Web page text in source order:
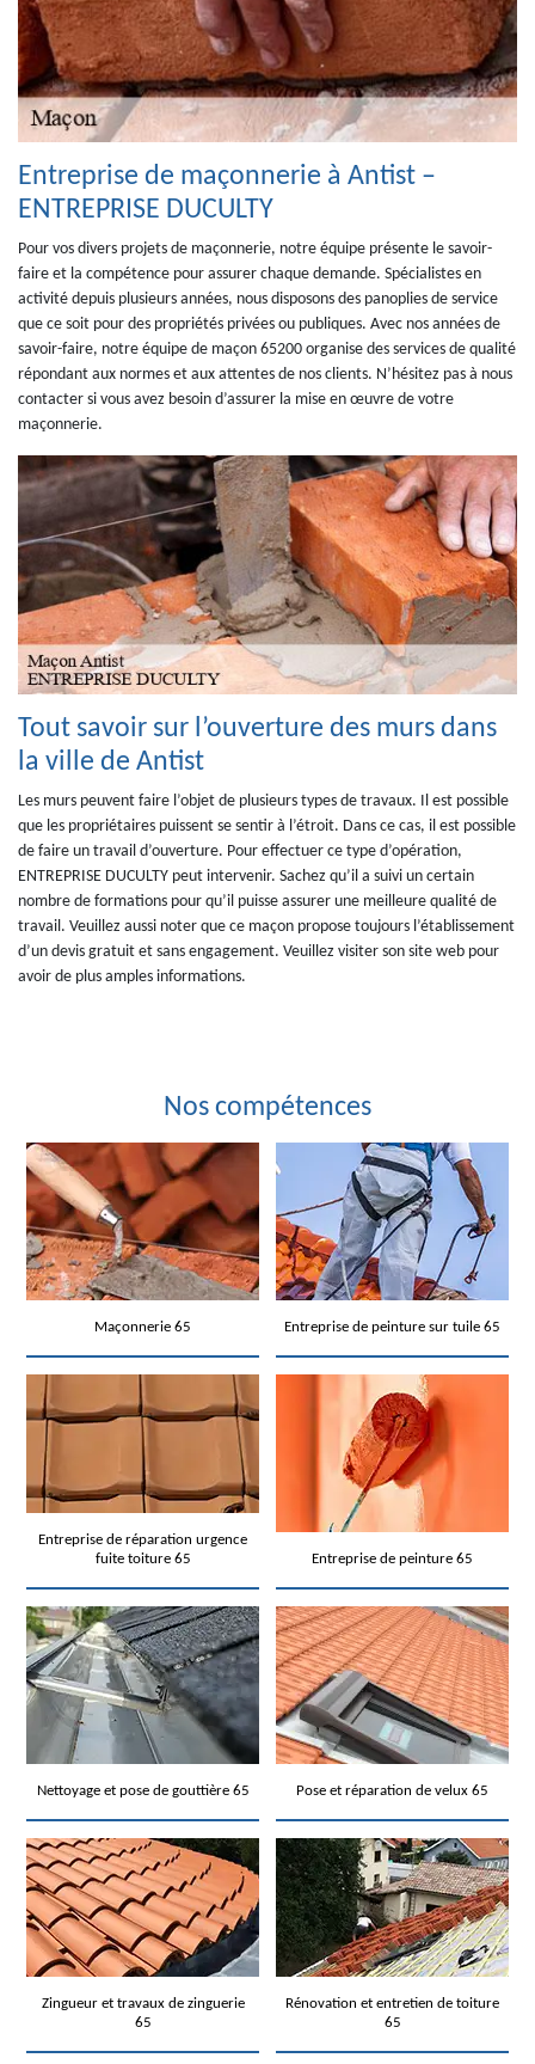
Entreprise de maçonnerie à Antist –
ENTREPRISE DUCULTY
Pour vos divers projets de maçonnerie, notre équipe présente le savoir-
faire et la compétence pour assurer chaque demande. Spécialistes en
activité depuis plusieurs années, nous disposons des panoplies de service
que ce soit pour des propriétés privées ou publiques. Avec nos années de
savoir-faire, notre équipe de maçon 65200 organise des services de qualité
répondant aux normes et aux attentes de nos clients. N’hésitez pas à nous
contacter si vous avez besoin d’assurer la mise en œuvre de votre
maçonnerie.
Tout savoir sur l’ouverture des murs dans
la ville de Antist
Les murs peuvent faire l’objet de plusieurs types de travaux. Il est possible
que les propriétaires puissent se sentir à l’étroit. Dans ce cas, il est possible
de faire un travail d’ouverture. Pour effectuer ce type d’opération,
ENTREPRISE DUCULTY peut intervenir. Sachez qu’il a suivi un certain
nombre de formations pour qu’il puisse assurer une meilleure qualité de
travail. Veuillez aussi noter que ce maçon propose toujours l’établissement
d’un devis gratuit et sans engagement. Veuillez visiter son site web pour
avoir de plus amples informations.
Nos compétences
Maçonnerie 65 Entreprise de peinture sur tuile 65
Entreprise de réparation urgence
fuite toiture 65
Entreprise de peinture 65
Nettoyage et pose de gouttière 65 Pose et réparation de velux 65
Zingueur et travaux de zinguerie
65
Rénovation et entretien de toiture
65